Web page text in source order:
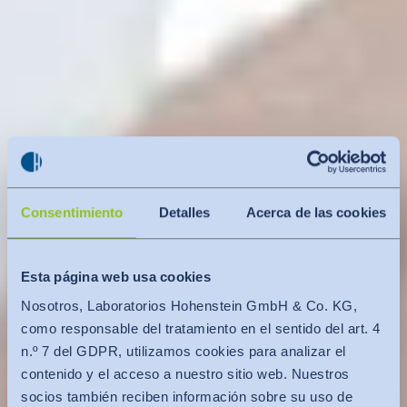
Consentimiento Detalles Acerca de las cookies
Esta página web usa cookies
Nosotros, Laboratorios Hohenstein GmbH & Co. KG,
como responsable del tratamiento en el sentido del art. 4
n.º 7 del GDPR, utilizamos cookies para analizar el
contenido y el acceso a nuestro sitio web. Nuestros
socios también reciben información sobre su uso de